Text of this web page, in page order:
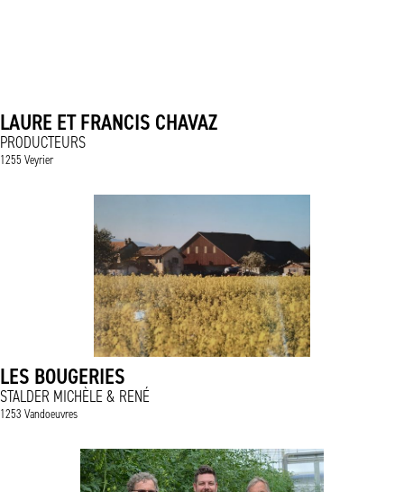
LAURE ET FRANCIS CHAVAZ
PRODUCTEURS
1255 Veyrier
LES BOUGERIES
STALDER MICHÈLE & RENÉ
1253 Vandoeuvres